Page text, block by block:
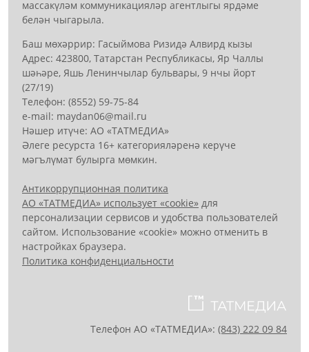
массакүләм коммуникацияләр агентлыгы ярдәме
белән чыгарыла.
Баш мөхәррир: Гасыймова Ризидә Алвирд кызы
Адрес: 423800, Татарстан Республикасы, Яр Чаллы
шәһәре, Яшь Ленинчылар бульвары, 9 нчы йорт
(27/19)
Телефон: (8552) 59-75-84
е-mail: mауdаn06@mail.гu
Нәшер итүче: АО «ТАТМЕДИА»
Әлеге ресурста 16+ категорияләренә керүче
мәгълүмат булырга мөмкин.
Антикоррупционная политика
АО «ТАТМЕДИА» использует «cookie» для
персонализации сервисов и удобства пользователей
сайтом. Использование «cookie» можно отменить в
настройках браузера.
Политика конфиденциальности
Телефон АО «ТАТМЕДИА»: (843) 222 09 84